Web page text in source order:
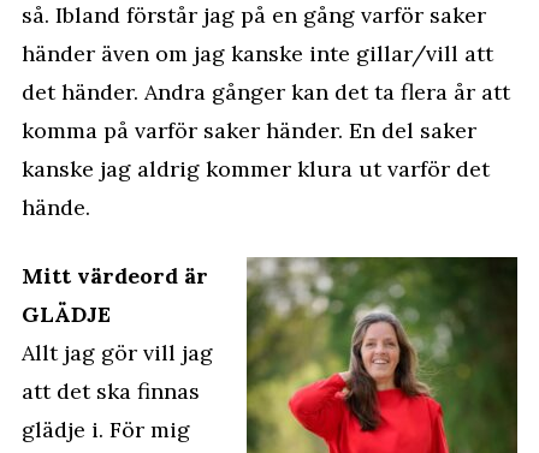
så. Ibland förstår jag på en gång varför saker
händer även om jag kanske inte gillar/vill att
det händer. Andra gånger kan det ta flera år att
komma på varför saker händer. En del saker
kanske jag aldrig kommer klura ut varför det
hände.
Mitt värdeord är
GLÄDJE
Allt jag gör vill jag
att det ska finnas
glädje i. För mig